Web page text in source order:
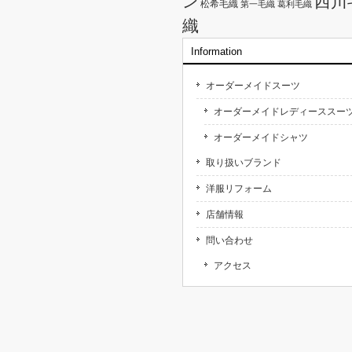
松希毛織 第一毛織 葛利毛織
織
Information
オーダーメイドスーツ
オーダーメイドレディーススー
オーダーメイドシャツ
取り扱いブランド
洋服リフォーム
店舗情報
問い合わせ
アクセス